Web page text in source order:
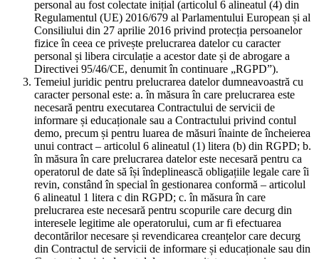
personal au fost colectate inițial (articolul 6 alineatul (4) din
Regulamentul (UE) 2016/679 al Parlamentului European și al
Consiliului din 27 aprilie 2016 privind protecția persoanelor
fizice în ceea ce privește prelucrarea datelor cu caracter
personal și libera circulație a acestor date și de abrogare a
Directivei 95/46/CE, denumit în continuare „RGPD”).
Temeiul juridic pentru prelucrarea datelor dumneavoastră cu
caracter personal este: a. în măsura în care prelucrarea este
necesară pentru executarea Contractului de servicii de
informare și educaționale sau a Contractului privind contul
demo, precum și pentru luarea de măsuri înainte de încheierea
unui contract – articolul 6 alineatul (1) litera (b) din RGPD; b.
în măsura în care prelucrarea datelor este necesară pentru ca
operatorul de date să își îndeplinească obligațiile legale care îi
revin, constând în special în gestionarea conformă – articolul
6 alineatul 1 litera c din RGPD; c. în măsura în care
prelucrarea este necesară pentru scopurile care decurg din
interesele legitime ale operatorului, cum ar fi efectuarea
decontărilor necesare și revendicarea creanțelor care decurg
din Contractul de servicii de informare și educaționale sau din